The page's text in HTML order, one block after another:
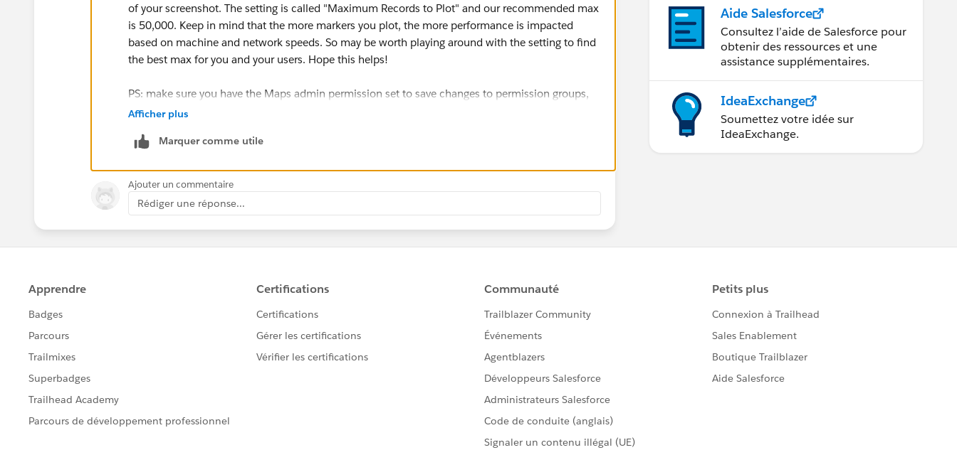
of your screenshot. The setting is called "Maximum Records to Plot" and our recommended max
is 50,000. Keep in mind that the more markers you plot, the more performance is impacted
based on machine and network speeds. So may be worth playing around with the setting to find
the best max for you and your users. Hope this helps!
PS: make sure you have the Maps admin permission set to save changes to permission groups,
and also note that the default permission group cannot be edited, so if you don't have a custom
Afficher plus
Marquer comme utile
Ajouter un commentaire
Rédiger une réponse...
Aide Salesforce
Consultez l’aide de Salesforce pour
obtenir des ressources et une
assistance supplémentaires.
IdeaExchange
Soumettez votre idée sur
IdeaExchange.